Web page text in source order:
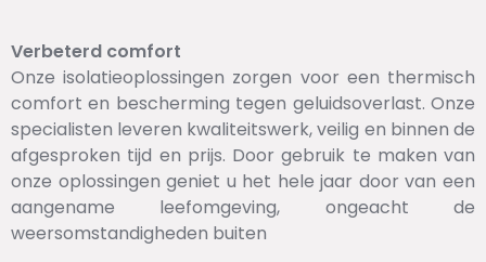
Verbeterd comfort
Onze isolatieoplossingen zorgen voor een thermisch
comfort en bescherming tegen geluidsoverlast. Onze
specialisten leveren kwaliteitswerk, veilig en binnen de
afgesproken tijd en prijs. Door gebruik te maken van
onze oplossingen geniet u het hele jaar door van een
aangename leefomgeving, ongeacht de
weersomstandigheden buiten